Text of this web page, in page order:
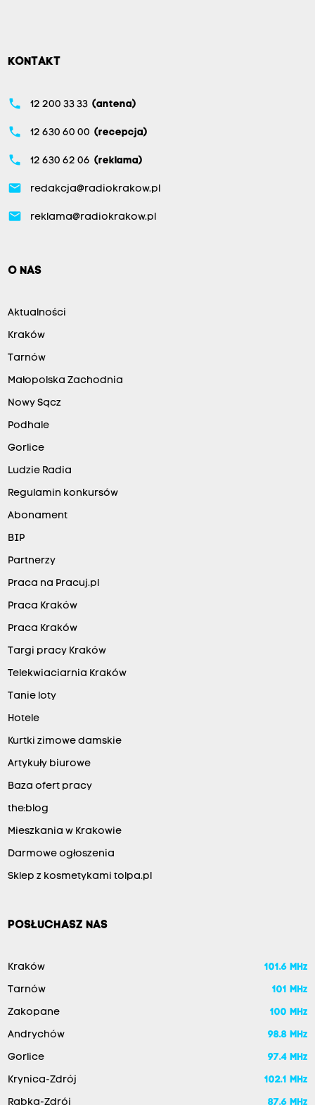
KONTAKT
phone 12 200 33 33 (antena)
phone 12 630 60 00 (recepcja)
phone 12 630 62 06 (reklama)
email redakcja@radiokrakow.pl
email reklama@radiokrakow.pl
O NAS
Aktualności
Kraków
Tarnów
Małopolska Zachodnia
Nowy Sącz
Podhale
Gorlice
Ludzie Radia
Regulamin konkursów
Abonament
BIP
Partnerzy
Praca na Pracuj.pl
Praca Kraków
Praca Kraków
Targi pracy Kraków
Telekwiaciarnia Kraków
Tanie loty
Hotele
Kurtki zimowe damskie
Artykuły biurowe
Baza ofert pracy
the:blog
Mieszkania w Krakowie
Darmowe ogłoszenia
Sklep z kosmetykami tolpa.pl
POSŁUCHASZ NAS
Kraków 101.6 MHz
Tarnów 101 MHz
Zakopane 100 MHz
Andrychów 98.8 MHz
Gorlice 97.4 MHz
Krynica-Zdrój 102.1 MHz
Rabka-Zdrój 87.6 MHz